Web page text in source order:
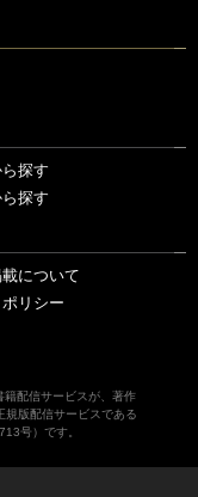
探す
探す
について
リシー
配信サービスが、著作
規版配信サービスである
号）です。